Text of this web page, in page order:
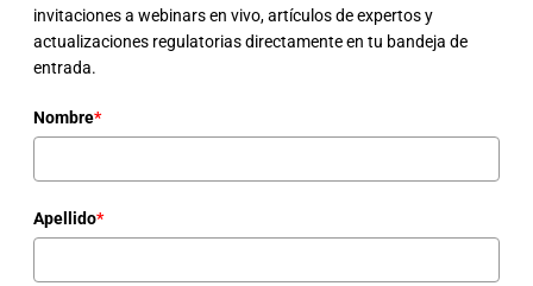
invitaciones a webinars en vivo, artículos de expertos y
actualizaciones regulatorias directamente en tu bandeja de
entrada.
Nombre*
Apellido*